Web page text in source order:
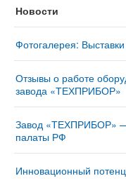
Новости
Фотогалерея:
Отзывы о работе
завода «ТЕХПРИБОР»
Завод «ТЕХПРИБОР»
палаты РФ
Инновационный